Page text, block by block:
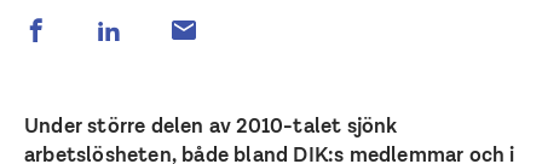
Under större delen av 2010-talet sjönk
arbetslösheten, både bland DIK:s medlemmar och i